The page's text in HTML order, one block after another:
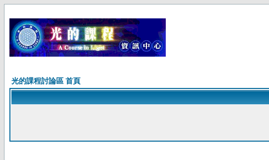
光的課程討論區 首頁